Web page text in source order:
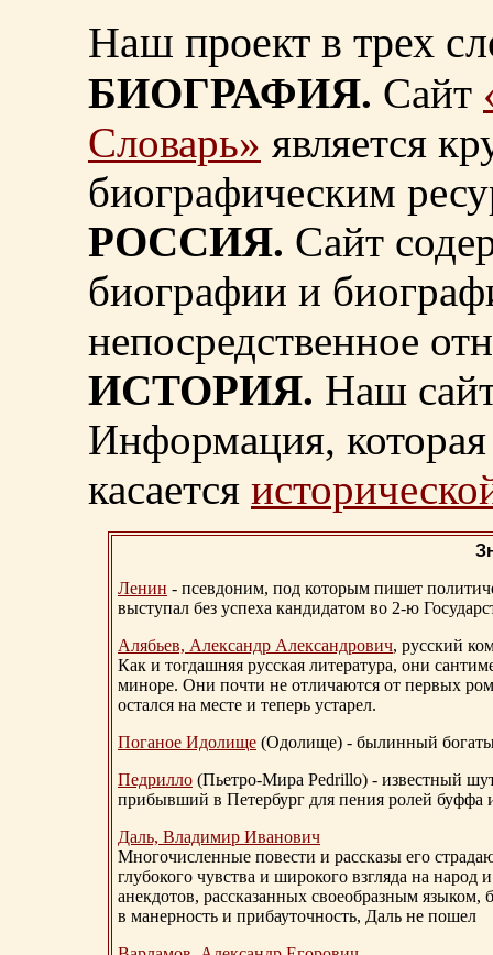
Наш проект в трех
БИОГРАФИЯ. Сайт
Словарь» является
биографическим
РОССИЯ. Сайт
биографии и
непосредственное
ИСТОРИЯ. Наш
Информация, которая
касается
Ленин - псевдоним, под которым пишет
выступал без успеха кандидатом во 2-ю
Алябьев, Александр Александрович, русский
Как и тогдашняя русская литература, они
миноре. Они почти не отличаются от первых
остался на месте и теперь устарел.
Поганое Идолище (Одолище) - былинный
Педрилло (Пьетро-Мира Pedrillo) - известный
прибывший в Петербург для пения ролей буффа
Даль, Владимир Иванович
Многочисленные повести и рассказы его
глубокого чувства и широкого взгляда на
анекдотов, рассказанных своеобразным
в манерность и прибауточность, Даль не пошел